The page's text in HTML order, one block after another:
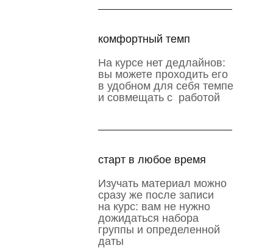
комфортный темп
старт в любое время
На курсе нет дедлайнов:
вы можете проходить его
в удобном для себя темпе
и совмещать с работой
Изучать материал можно
сразу же после записи
на курс: вам не нужно
дожидаться набора
группы и определенной
даты